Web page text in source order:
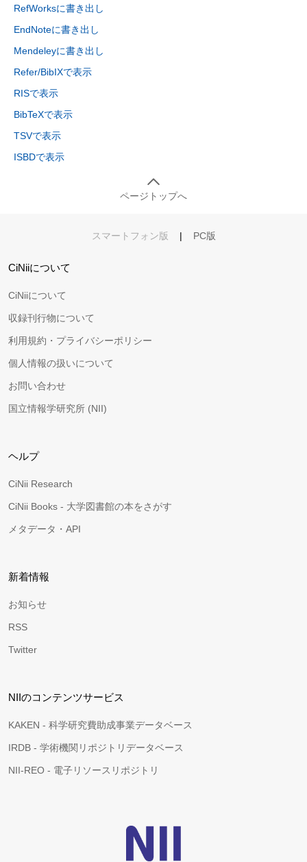
RefWorksに書き出し
EndNoteに書き出し
Mendeleyに書き出し
Refer/BibIXで表示
RISで表示
BibTeXで表示
TSVで表示
ISBDで表示
ページトップへ
スマートフォン版 | PC版
CiNiiについて
CiNiiについて
収録刊行物について
利用規約・プライバシーポリシー
個人情報の扱いについて
お問い合わせ
国立情報学研究所 (NII)
ヘルプ
CiNii Research
CiNii Books - 大学図書館の本をさがす
メタデータ・API
新着情報
お知らせ
RSS
Twitter
NIIのコンテンツサービス
KAKEN - 科学研究費助成事業データベース
IRDB - 学術機関リポジトリデータベース
NII-REO - 電子リソースリポジトリ